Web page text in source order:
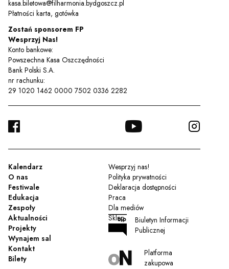
kasa.biletowa@filharmonia.bydgoszcz.pl
Płatności karta, gotówka
Zostań sponsorem FP
Wesprzyj Nas!
Konto bankowe:
Powszechna Kasa Oszczędności
Bank Polski S.A.
nr rachunku:
29 1020 1462 0000 7502 0336 2282
FACEBOOK YOUTUBE
Kalendarz
O nas
Festiwale
Edukacja
Zespoły
Aktualności
Projekty
Wynajem sal
Kontakt
Bilety
Wesprzyj nas!
Polityka prywatności
Deklaracja dostępności
Praca
Dla mediów
Sklep
Biuletyn Informacji
Publicznej
Platforma
zakupowa